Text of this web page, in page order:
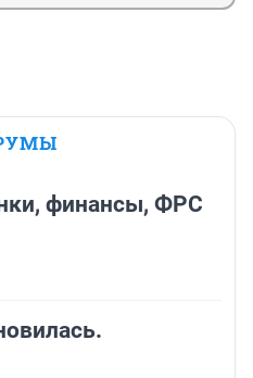
финансы, ФРС